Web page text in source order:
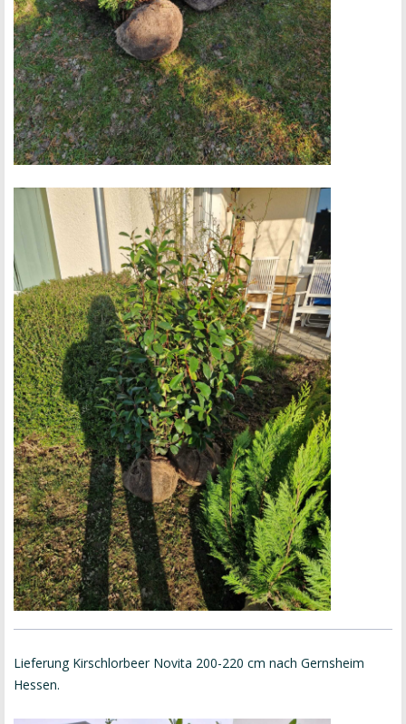
Lieferung Kirschlorbeer Novita 200-220 cm nach Gernsheim
Hessen.